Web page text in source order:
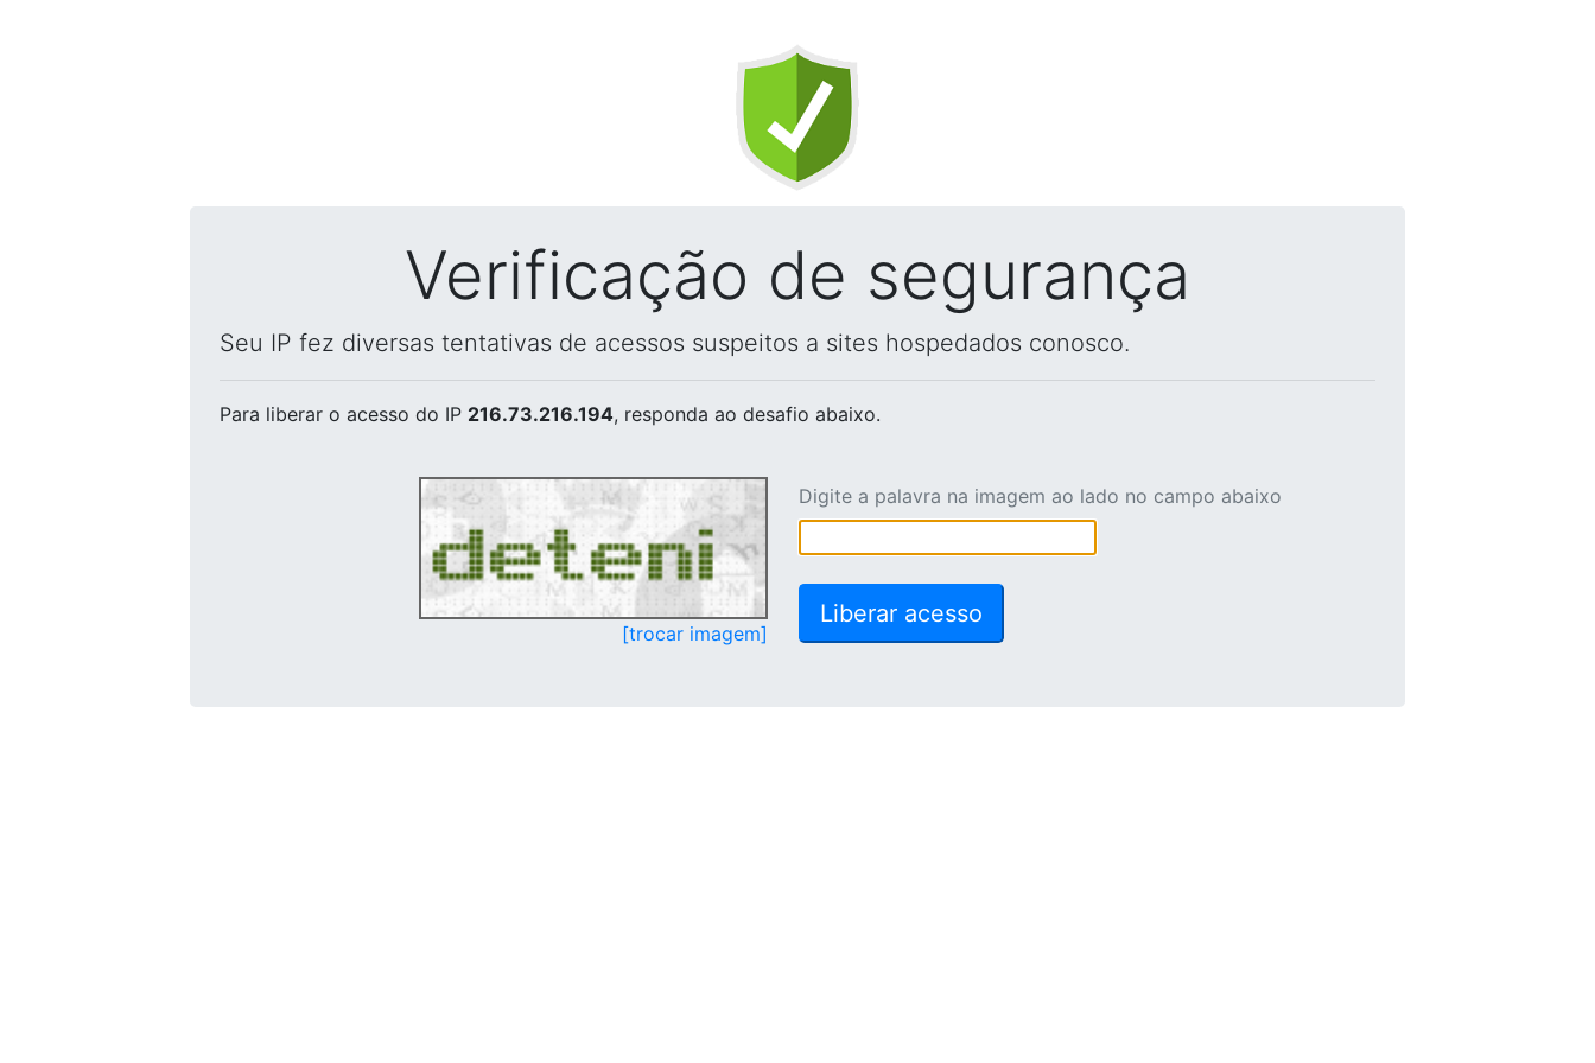
Verificação de segurança
Seu IP fez diversas tentativas de acessos suspeitos a sites hospedados conosco.
Para liberar o acesso do IP 216.73.216.194, responda ao desafio abaixo.
[trocar imagem]
Digite a palavra na imagem ao lado no campo abaixo